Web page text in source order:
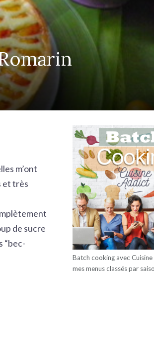
m’ont
et très
de sucre
“bec-
Batch cooking avec
mes menus classés par